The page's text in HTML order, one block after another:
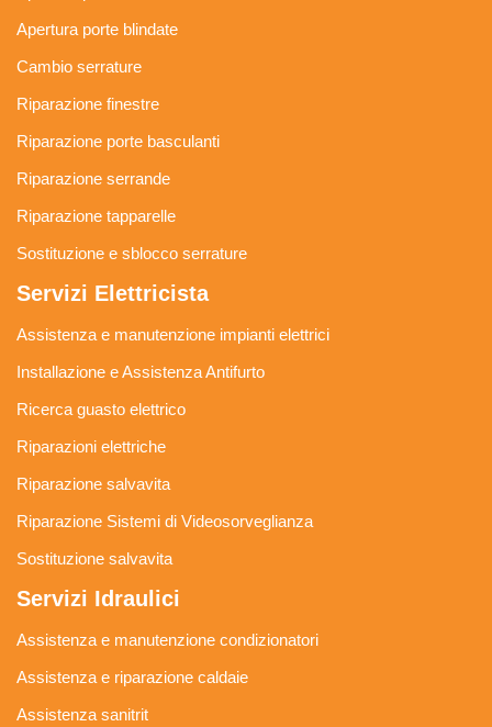
Apertura porte blindate
Cambio serrature
Riparazione finestre
Riparazione porte basculanti
Riparazione serrande
Riparazione tapparelle
Sostituzione e sblocco serrature
Servizi Elettricista
Assistenza e manutenzione impianti elettrici
Installazione e Assistenza Antifurto
Ricerca guasto elettrico
Riparazioni elettriche
Riparazione salvavita
Riparazione Sistemi di Videosorveglianza
Sostituzione salvavita
Servizi Idraulici
Assistenza e manutenzione condizionatori
Assistenza e riparazione caldaie
Assistenza sanitrit